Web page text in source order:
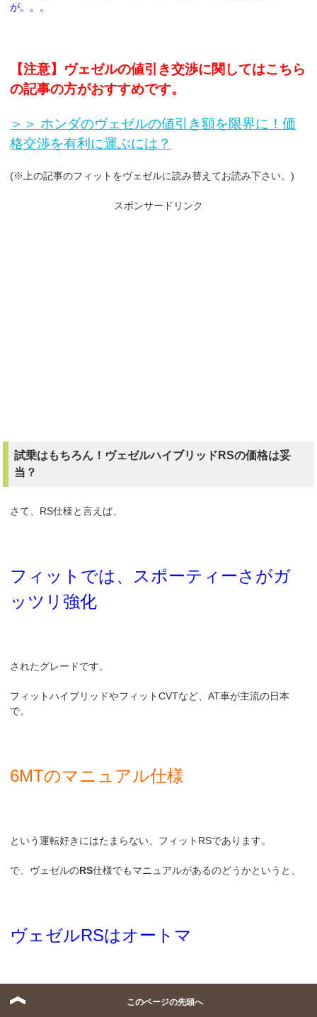
が。。。
【注意】ヴェゼルの値引き交渉に関してはこちら
の記事の方がおすすめです。
＞＞ ホンダのヴェゼルの値引き額を限界に！価
格交渉を有利に運ぶには？
(※上の記事のフィットをヴェゼルに読み替えてお読み下さい。)
スポンサードリンク
試乗はもちろん！ヴェゼルハイブリッドRSの価格は妥
当？
さて、RS仕様と言えば、
フィットでは、スポーティーさがガ
ッツリ強化
されたグレードです。
フィットハイブリッドやフィットCVTなど、AT車が主流の日本
で、
6MTのマニュアル仕様
という運転好きにはたまらない、フィットRSであります。
で、ヴェゼルのRS仕様でもマニュアルがあるのどうかというと、
ヴェゼルRSはオートマ
です。。。 このページの先頭へ